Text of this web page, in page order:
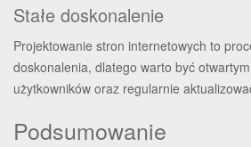
Stałe doskonalenie
Projektowanie stron internetowych to
doskonalenia, dlatego warto być
użytkowników oraz regularnie
Podsumowanie